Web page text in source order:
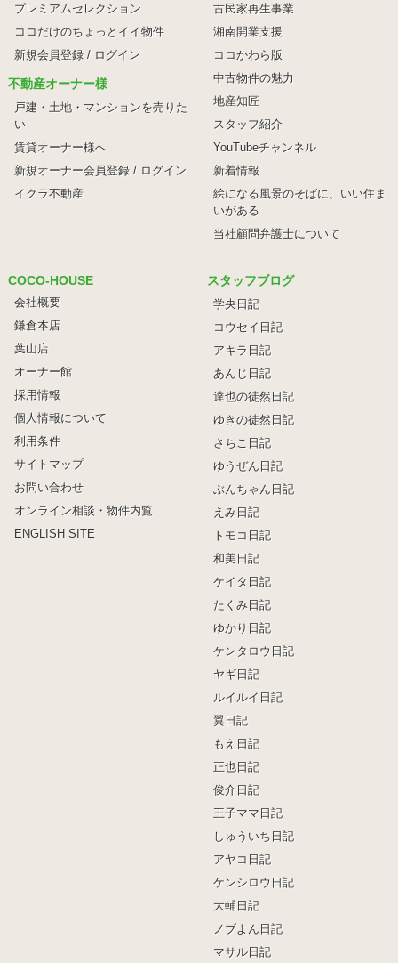
プレミアムセレクション
ココだけのちょっとイイ物件
新規会員登録 / ログイン
不動産オーナー様
戸建・土地・マンションを売りた
い
賃貸オーナー様へ
新規オーナー会員登録 / ログイン
イクラ不動産
古民家再生事業
湘南開業支援
ココかわら版
中古物件の魅力
地産知匠
スタッフ紹介
YouTubeチャンネル
新着情報
絵になる風景のそばに、 いい住ま
いがある
当社顧問弁護士について
COCO-HOUSE
会社概要
鎌倉本店
葉山店
オーナー館
採用情報
個人情報について
利用条件
サイトマップ
お問い合わせ
オンライン相談・物件内覧
ENGLISH SITE
スタッフブログ
学央日記
コウセイ日記
アキラ日記
あんじ日記
達也の徒然日記
ゆきの徒然日記
さちこ日記
ゆうぜん日記
ぶんちゃん日記
えみ日記
トモコ日記
和美日記
ケイタ日記
たくみ日記
ゆかり日記
ケンタロウ日記
ヤギ日記
ルイルイ日記
翼日記
もえ日記
正也日記
俊介日記
王子ママ日記
しゅういち日記
アヤコ日記
ケンシロウ日記
大輔日記
ノブよん日記
マサル日記